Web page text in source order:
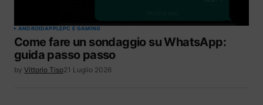
ANDROIDAPPLEPC E GAMING
Come fare un sondaggio su WhatsApp:
guida passo passo
by Vittorio Tiso21 Luglio 2026